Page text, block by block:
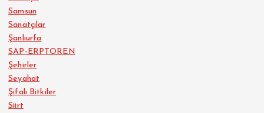
Samsun
Sanatçılar
Şanlıurfa
SAP-ERPTOREN
Şehirler
Seyahat
Şifalı Bitkiler
Siirt